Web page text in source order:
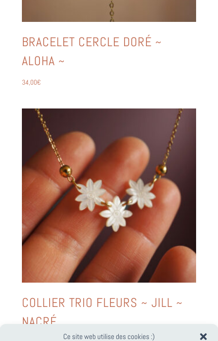
Ce site web utilise des cookies :)
BRACELET CERCLE DORÉ ~
ALOHA ~
34,00€
COLLIER TRIO FLEURS ~ JILL ~
NACRÉ